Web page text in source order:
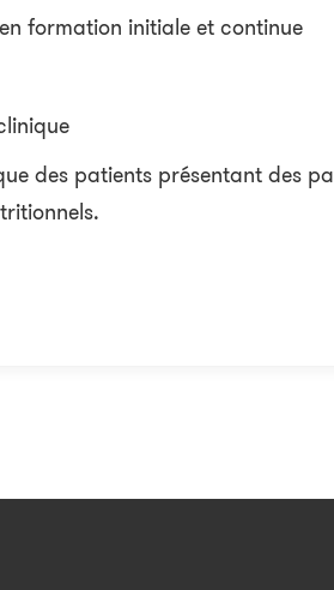
formation initiale et continue
des patients présentant des